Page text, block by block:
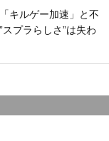
キルゲー加速」と不
プラらしさ”は失わ